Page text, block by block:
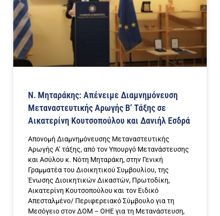
Ν. Μηταράκης: Απένειμε Διαμνημόνευση
Μεταναστευτικής Αρωγής Β’ Τάξης σε
Αικατερίνη Κουτσοπούλου και Δανιήλ Εσδρά
Απονομή Διαμνημόνευσης Μεταναστευτικής
Αρωγής A’ τάξης, από τον Υπουργό Μετανάστευσης
και Ασύλου κ. Νότη Μηταράκη, στην Γενική
Γραμματέα του Διοικητικού Συμβουλίου, της
Ένωσης Διοικητικών Δικαστών, Πρωτοδίκη,
Αικατερίνη Κουτσοπούλου και τον Ειδικό
Απεσταλμένο/ Περιφερειακό Σύμβουλο για τη
Μεσόγειο στον ΔΟΜ – ΟΗΕ για τη Μετανάστευση,